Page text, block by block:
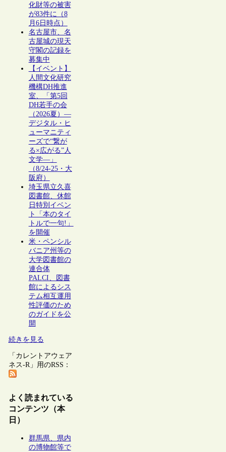
化財等の被害
が83件に（8
月6日時点）
名古屋市、名
古屋城の現天
守閣の記録を
募集中
【イベント】
人間文化研究
機構DH推進
室、「第5回
DH若手の会
（2026夏）―
デジタル・ヒ
ューマニティ
ーズで“繋が
る×広がる”人
文学―」
（8/24-25・大
阪府）
埼玉県立久喜
図書館、休館
日特別イベン
ト「本のタイ
トルで一句!」
を開催
米・ペンシル
バニア州等の
大学図書館の
連合体
PALCI、図書
館によるシス
テム相互運用
性評価のため
のガイドを公
開
続きを見る
「カレントアウェア
ネス-R」用のRSS：
よく読まれている
コンテンツ（本
日）
群馬県、県内
の博物館等で